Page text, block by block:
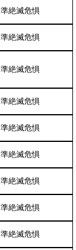
準絶滅危惧
準絶滅危惧
準絶滅危惧
準絶滅危惧
準絶滅危惧
準絶滅危惧
準絶滅危惧
準絶滅危惧
準絶滅危惧